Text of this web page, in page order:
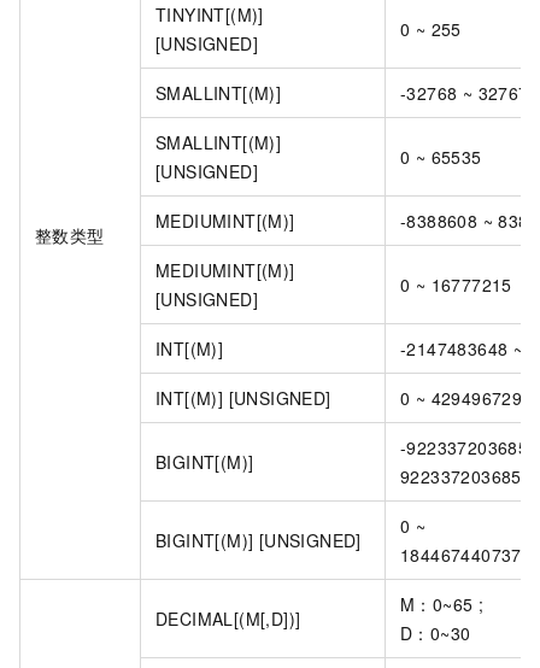
整数类型
TINYINT[(M)]
[UNSIGNED]
0 ~ 255
SMALLINT[(M)] -32768 ~ 32767
SMALLINT[(M)]
[UNSIGNED]
0 ~ 65535
MEDIUMINT[(M)] -8388608 ~
MEDIUMINT[(M)]
[UNSIGNED]
0 ~ 16777215
INT[(M)] -2147483648 ~
INT[(M)] [UNSIGNED] 0 ~ 4294967295
BIGINT[(M)]
-
BIGINT[(M)] [UNSIGNED]
0 ~
DECIMAL[(M[,D])]
M：0~65 ;
D：0~30